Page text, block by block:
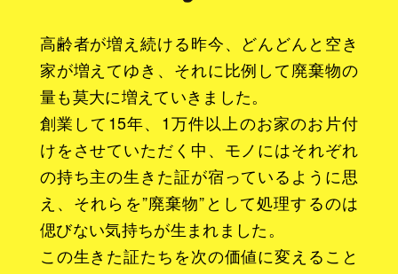
高齢者が増え続ける昨今、どんどんと空き
家が増えてゆき、それに比例して廃棄物の
量も莫大に増えていきました。
創業して15年、1万件以上のお家のお片付
けをさせていただく中、モノにはそれぞれ
の持ち主の生きた証が宿っているように思
え、それらを”廃棄物”として処理するのは
偲びない気持ちが生まれました。
この生きた証たちを次の価値に変えること